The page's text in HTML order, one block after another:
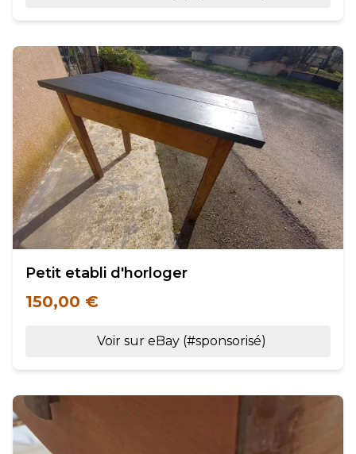
Petit etabli d'horloger
150,00 €
Voir sur eBay (#sponsorisé)